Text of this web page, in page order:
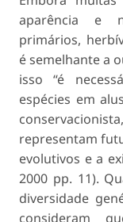
aparência e
primários,
é semelhante a
isso “é
espécies em
representam
evolutivos e a
2000 pp. 11).
diversidade
consideram